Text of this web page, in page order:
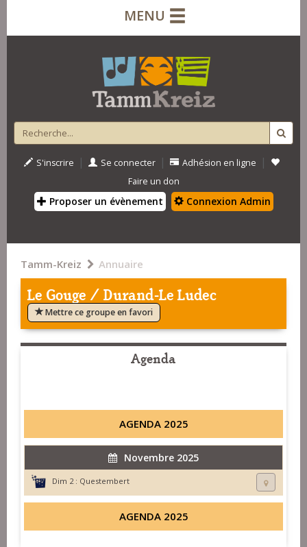
MENU
S'inscrire | Se connecter | Adhésion en ligne |
Faire un don
Proposer un évènement Connexion Admin
Tamm-Kreiz Annuaire
Le Gouge / Durand-Le Ludec
Mettre ce groupe en favori
Agenda
AGENDA 2025
Novembre 2025
Dim 2 : Questembert
AGENDA 2025